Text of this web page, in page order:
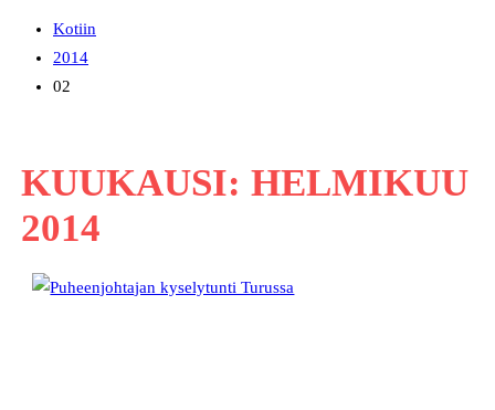
Kotiin
2014
02
KUUKAUSI: HELMIKUU
2014